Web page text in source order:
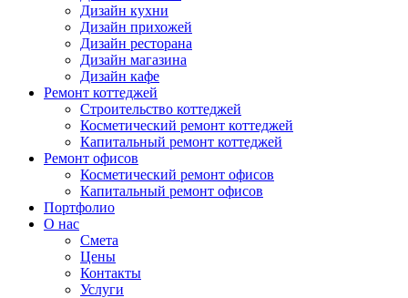
Дизайн кухни
Дизайн прихожей
Дизайн ресторана
Дизайн магазина
Дизайн кафе
Ремонт коттеджей
Строительство коттеджей
Косметический ремонт коттеджей
Капитальный ремонт коттеджей
Ремонт офисов
Косметический ремонт офисов
Капитальный ремонт офисов
Портфолио
О нас
Смета
Цены
Контакты
Услуги